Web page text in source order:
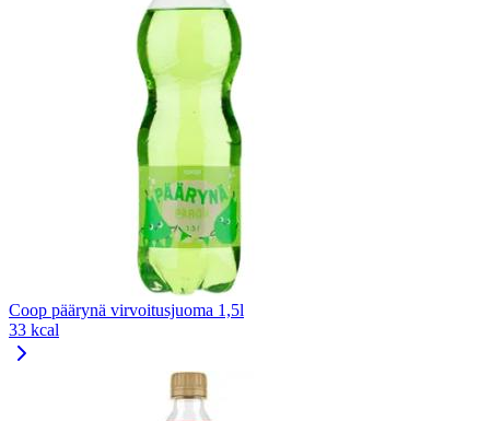
Coop päärynä virvoitusjuoma 1,5l
33 kcal